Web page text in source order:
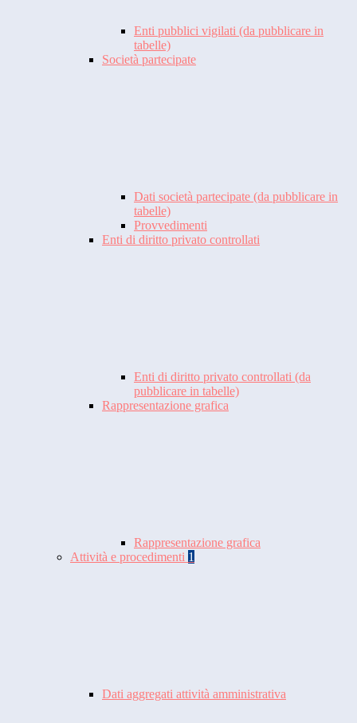
Enti pubblici vigilati (da pubblicare in
tabelle)
Società partecipate
Dati società partecipate (da pubblicare in
tabelle)
Provvedimenti
Enti di diritto privato controllati
Enti di diritto privato controllati (da
pubblicare in tabelle)
Rappresentazione grafica
Rappresentazione grafica
Attività e procedimenti 1
Dati aggregati attività amministrativa